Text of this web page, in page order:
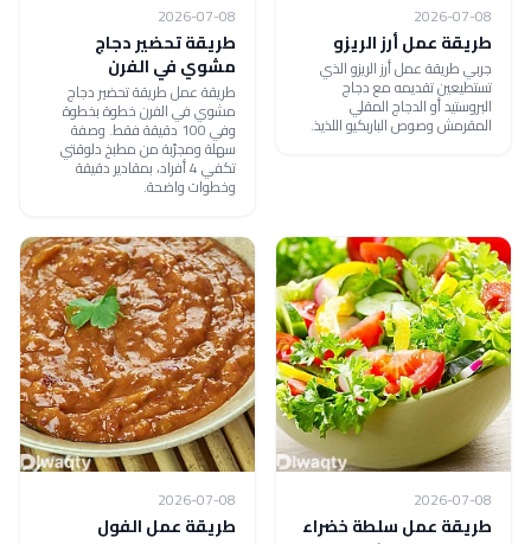
2026-07-08
طريقة عمل أرز الريزو
جربي طريقة عمل أرز الريزو الذي
تستطيعين تقديمه مع دجاج
البروستيد أو الدجاج المقلي
المقرمش وصوص الباربكيو اللذيذ.
2026-07-08
طريقة تحضير دجاج
مشوي في الفرن
طريقة عمل طريقة تحضير دجاج
مشوي في الفرن خطوة بخطوة
وفي 100 دقيقة فقط. وصفة
سهلة ومجرّبة من مطبخ دلوقتي
تكفي 4 أفراد، بمقادير دقيقة
وخطوات واضحة.
2026-07-08
طريقة عمل سلطة خضراء
2026-07-08
طريقة عمل الفول